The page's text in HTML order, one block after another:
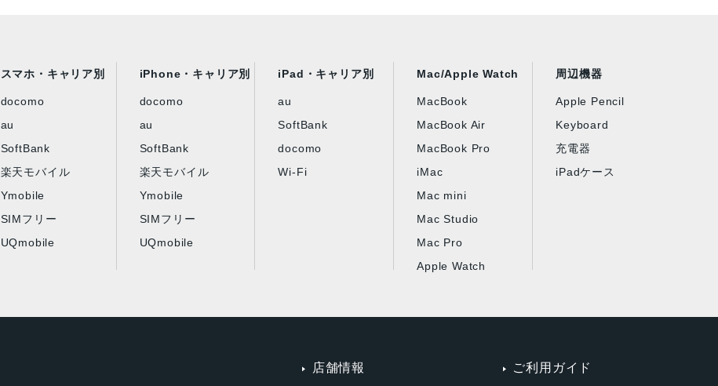
スマホ・キャリア別
docomo
au
SoftBank
楽天モバイル
Ymobile
SIMフリー
UQmobile
iPhone・キャリア別
docomo
au
SoftBank
楽天モバイル
Ymobile
SIMフリー
UQmobile
iPad・キャリア別
au
SoftBank
docomo
Wi-Fi
Mac/Apple Watch
MacBook
MacBook Air
MacBook Pro
iMac
Mac mini
Mac Studio
Mac Pro
Apple Watch
周辺機器
Apple Pencil
Keyboard
充電器
iPadケース
店舗情報 ご利用ガイド